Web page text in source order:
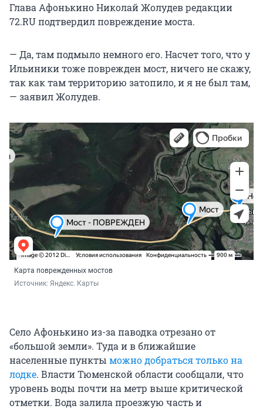
Глава Афонькино Николай Жолудев редакции
72.RU подтвердил повреждение моста.
— Да, там подмыло немного его. Насчет того, что у
Ильиники тоже поврежден мост, ничего не скажу,
так как там территорию затопило, и я не был там,
— заявил Жолудев.
Карта поврежденных мостов
Источник: Яндекс. Карты
Село Афонькино из-за паводка отрезано от
«большой земли». Туда и в ближайшие
населенные пункты можно добраться только на
лодке. Власти Тюменской области сообщали, что
уровень воды почти на метр выше критической
отметки. Вода залила проезжую часть и